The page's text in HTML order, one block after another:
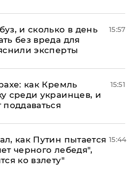
и сколько в день
без вреда для
эксперты
15:57
как Кремль
среди украинцев, и
15:51
как Путин пытается
черного лебедя",
ко взлету"
15:44